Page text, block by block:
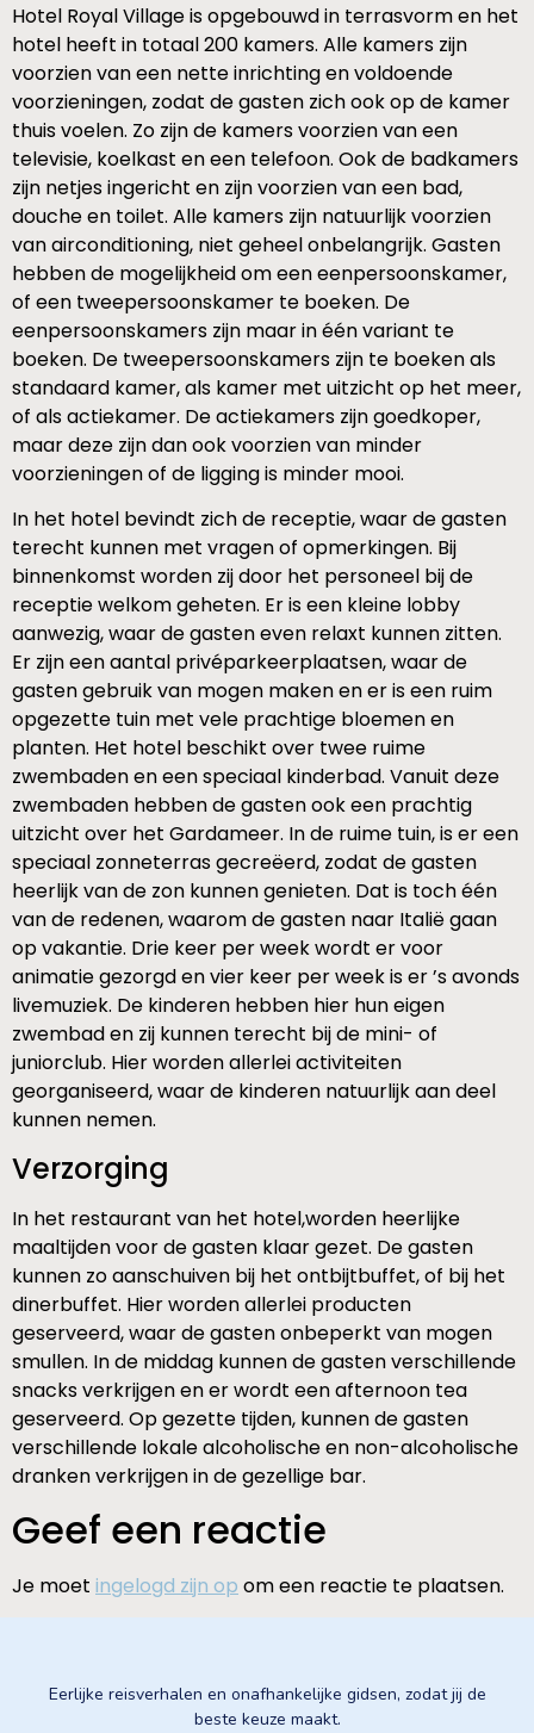
Hotel Royal Village is opgebouwd in terrasvorm en het
hotel heeft in totaal 200 kamers. Alle kamers zijn
voorzien van een nette inrichting en voldoende
voorzieningen, zodat de gasten zich ook op de kamer
thuis voelen. Zo zijn de kamers voorzien van een
televisie, koelkast en een telefoon. Ook de badkamers
zijn netjes ingericht en zijn voorzien van een bad,
douche en toilet. Alle kamers zijn natuurlijk voorzien
van airconditioning, niet geheel onbelangrijk. Gasten
hebben de mogelijkheid om een eenpersoonskamer,
of een tweepersoonskamer te boeken. De
eenpersoonskamers zijn maar in één variant te
boeken. De tweepersoonskamers zijn te boeken als
standaard kamer, als kamer met uitzicht op het meer,
of als actiekamer. De actiekamers zijn goedkoper,
maar deze zijn dan ook voorzien van minder
voorzieningen of de ligging is minder mooi.
In het hotel bevindt zich de receptie, waar de gasten
terecht kunnen met vragen of opmerkingen. Bij
binnenkomst worden zij door het personeel bij de
receptie welkom geheten. Er is een kleine lobby
aanwezig, waar de gasten even relaxt kunnen zitten.
Er zijn een aantal privéparkeerplaatsen, waar de
gasten gebruik van mogen maken en er is een ruim
opgezette tuin met vele prachtige bloemen en
planten. Het hotel beschikt over twee ruime
zwembaden en een speciaal kinderbad. Vanuit deze
zwembaden hebben de gasten ook een prachtig
uitzicht over het Gardameer. In de ruime tuin, is er een
speciaal zonneterras gecreëerd, zodat de gasten
heerlijk van de zon kunnen genieten. Dat is toch één
van de redenen, waarom de gasten naar Italië gaan
op vakantie. Drie keer per week wordt er voor
animatie gezorgd en vier keer per week is er ’s avonds
livemuziek. De kinderen hebben hier hun eigen
zwembad en zij kunnen terecht bij de mini- of
juniorclub. Hier worden allerlei activiteiten
georganiseerd, waar de kinderen natuurlijk aan deel
kunnen nemen.
Verzorging
In het restaurant van het hotel,worden heerlijke
maaltijden voor de gasten klaar gezet. De gasten
kunnen zo aanschuiven bij het ontbijtbuffet, of bij het
dinerbuffet. Hier worden allerlei producten
geserveerd, waar de gasten onbeperkt van mogen
smullen. In de middag kunnen de gasten verschillende
snacks verkrijgen en er wordt een afternoon tea
geserveerd. Op gezette tijden, kunnen de gasten
verschillende lokale alcoholische en non-alcoholische
dranken verkrijgen in de gezellige bar.
Geef een reactie
Je moet ingelogd zijn op om een reactie te plaatsen.
Eerlijke reisverhalen en onafhankelijke gidsen, zodat jij de
beste keuze maakt.